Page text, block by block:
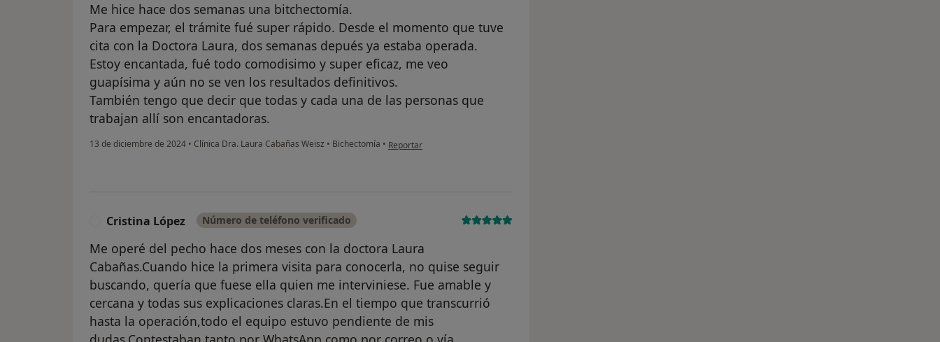
Me hice hace dos semanas una bitchectomía.
Para empezar, el trámite fué super rápido. Desde el momento que tuve
cita con la Doctora Laura, dos semanas depués ya estaba operada.
Estoy encantada, fué todo comodisimo y super eficaz, me veo
guapísima y aún no se ven los resultados definitivos.
También tengo que decir que todas y cada una de las personas que
trabajan allí son encantadoras.
13 de diciembre de 2024 • Clínica Dra. Laura Cabañas Weisz • Bichectomía • en opinión del usuario Maite
Reportar
Cristina López Número de teléfono verificado
Me operé del pecho hace dos meses con la doctora Laura
Cabañas.Cuando hice la primera visita para conocerla, no quise seguir
buscando, quería que fuese ella quien me interviniese. Fue amable y
cercana y todas sus explicaciones claras.En el tiempo que transcurrió
hasta la operación,todo el equipo estuvo pendiente de mis